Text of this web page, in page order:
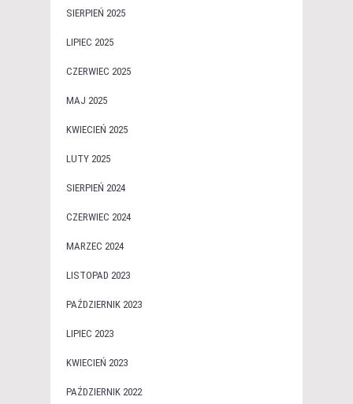
SIERPIEŃ 2025
LIPIEC 2025
CZERWIEC 2025
MAJ 2025
KWIECIEŃ 2025
LUTY 2025
SIERPIEŃ 2024
CZERWIEC 2024
MARZEC 2024
LISTOPAD 2023
PAŹDZIERNIK 2023
LIPIEC 2023
KWIECIEŃ 2023
PAŹDZIERNIK 2022